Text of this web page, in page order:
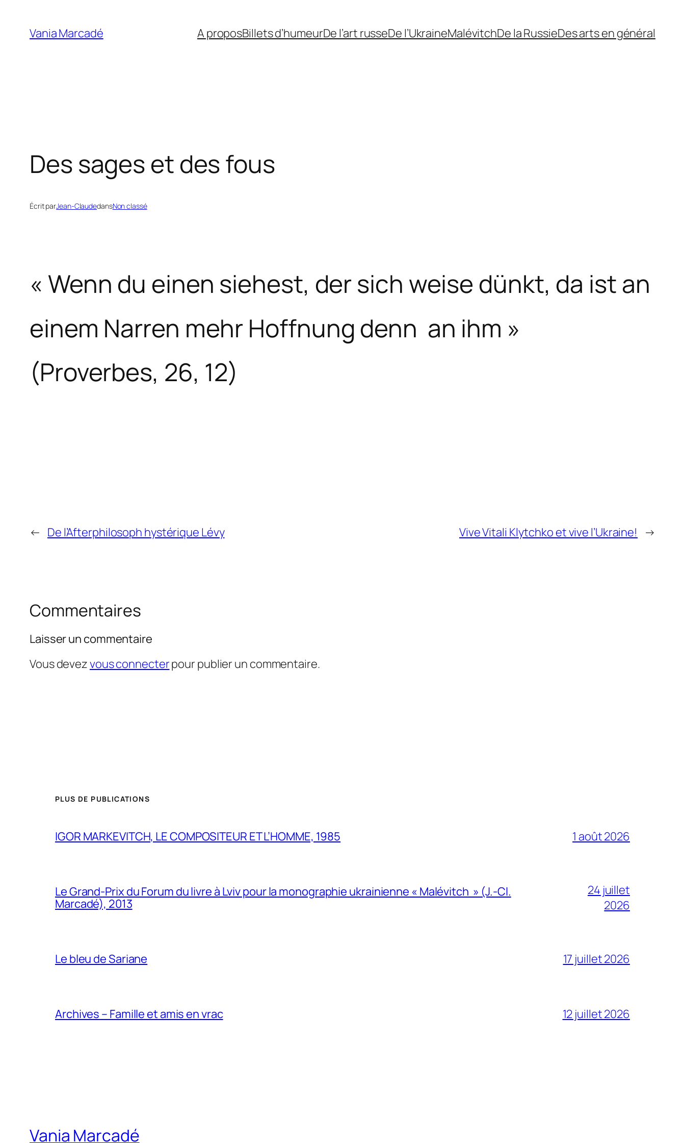
contenu
Vania Marcadé A proposBillets d’humeurDe l’art russeDe l’UkraineMalévitchDe la RussieDes arts en général
Des sages et des fous
Écrit parJean-ClaudedansNon classé
« Wenn du einen siehest, der sich weise dünkt, da ist an
einem Narren mehr Hoffnung denn an ihm »
(Proverbes, 26, 12)
← De l’Afterphilosoph hystérique Lévy Vive Vitali Klytchko et vive l’Ukraine! →
Commentaires
Laisser un commentaire
Vous devezvous connecterpour publier un commentaire.
PLUS DE PUBLICATIONS
IGOR MARKEVITCH, LE COMPOSITEUR ET L’HOMME, 1985 1 août 2026
Le Grand-Prix du Forum du livre à Lviv pour la monographie ukrainienne « Malévitch » (J.-Cl.
Marcadé), 2013
24 juillet
2026
Le bleu de Sariane 17 juillet 2026
Archives – Famille et amis en vrac 12 juillet 2026
Vania Marcadé